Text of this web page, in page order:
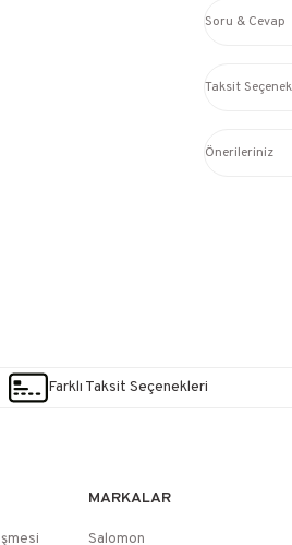
Soru & Cevap
Taksit
Önerileriniz
Farklı Taksit Seçenekleri
MARKALAR
Salomon